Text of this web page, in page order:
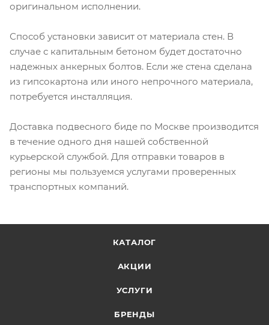
оригинальном исполнении.
Способ установки зависит от материала стен. В
случае с капитальным бетоном будет достаточно
надежных анкерных болтов. Если же стена сделана
из гипсокартона или иного непрочного материала,
потребуется инсталляция.
Доставка подвесного биде по Москве производится
в течение одного дня нашей собственной
курьерской службой. Для отправки товаров в
регионы мы пользуемся услугами проверенных
транспортных компаний.
КАТАЛОГ
АКЦИИ
УСЛУГИ
БРЕНДЫ